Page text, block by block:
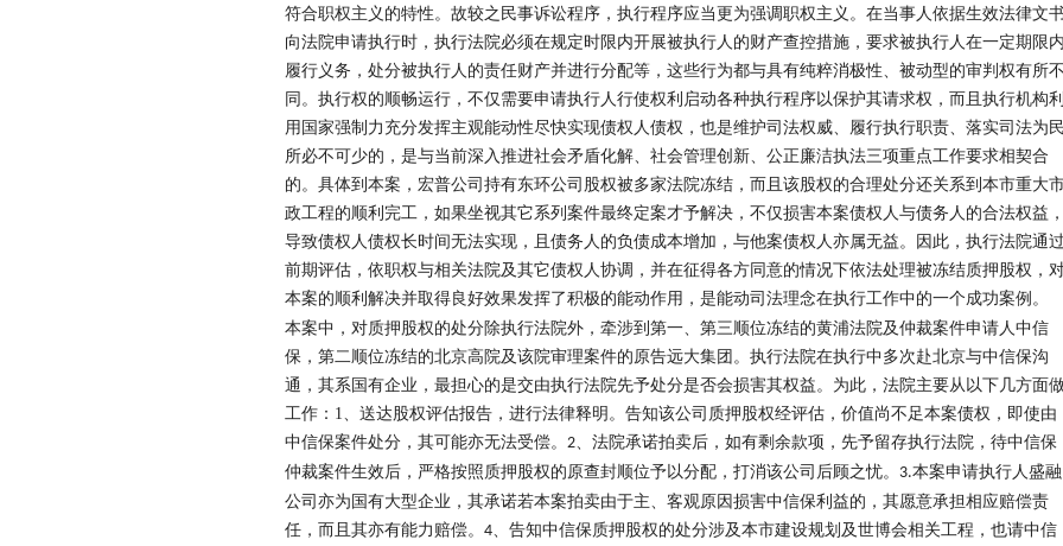
符合职权主义的特性。故较之民事诉讼程序，执行程序应当更为强调职权主义。在当事人依据生效法律文书
向法院申请执行时，执行法院必须在规定时限内开展被执行人的财产查控措施，要求被执行人在一定期限内
履行义务，处分被执行人的责任财产并进行分配等，这些行为都与具有纯粹消极性、被动型的审判权有所不
同。执行权的顺畅运行，不仅需要申请执行人行使权利启动各种执行程序以保护其请求权，而且执行机构利
用国家强制力充分发挥主观能动性尽快实现债权人债权，也是维护司法权威、履行执行职责、落实司法为民
所必不可少的，是与当前深入推进社会矛盾化解、社会管理创新、公正廉洁执法三项重点工作要求相契合
的。具体到本案，宏普公司持有东环公司股权被多家法院冻结，而且该股权的合理处分还关系到本市重大
政工程的顺利完工，如果坐视其它系列案件最终定案才予解决，不仅损害本案债权人与债务人的合法权益，
导致债权人债权长时间无法实现，且债务人的负债成本增加，与他案债权人亦属无益。因此，执行法院通过
前期评估，依职权与相关法院及其它债权人协调，并在征得各方同意的情况下依法处理被冻结质押股权，
本案的顺利解决并取得良好效果发挥了积极的能动作用，是能动司法理念在执行工作中的一个成功案例。
本案中，对质押股权的处分除执行法院外，牵涉到第一、第三顺位冻结的黄浦法院及仲裁案件申请人中信
保，第二顺位冻结的北京高院及该院审理案件的原告远大集团。执行法院在执行中多次赴北京与中信保沟
通，其系国有企业，最担心的是交由执行法院先予处分是否会损害其权益。为此，法院主要从以下几方面
工作： 1、送达股权评估报告，进行法律释明。告知该公司质押股权经评估，价值尚不足本案债权，即使由
中信保案件处分，其可能亦无法受偿。 2、法院承诺拍卖后，如有剩余款项，先予留存执行法院，待中信保
仲裁案件生效后，严格按照质押股权的原查封顺位予以分配，打消该公司后顾之忧。 3.本案申请执行人盛融
公司亦为国有大型企业，其承诺若本案拍卖由于主、客观原因损害中信保利益的，其愿意承担相应赔偿责
任，而且其亦有能力赔偿。 4、告知中信保质押股权的处分涉及本市建设规划及世博会相关工程，也请中信